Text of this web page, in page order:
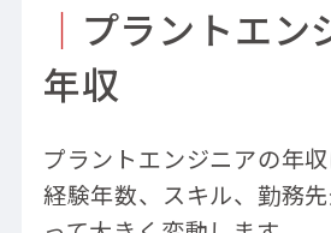
｜ プラントエン
年収
プラントエンジニアの年
経験年数、スキル、勤務